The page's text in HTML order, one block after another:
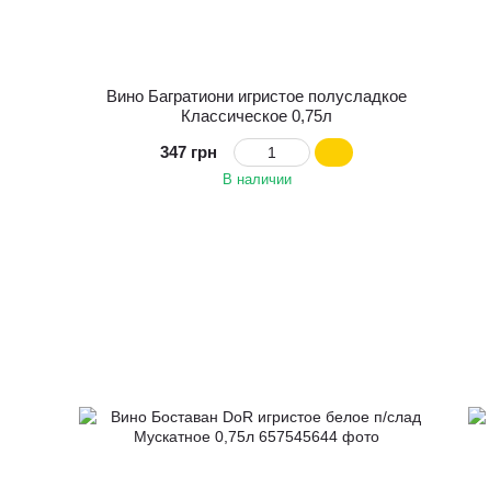
Вино Багратиони игристое полусладкое
Классическое 0,75л
347 грн
В наличии